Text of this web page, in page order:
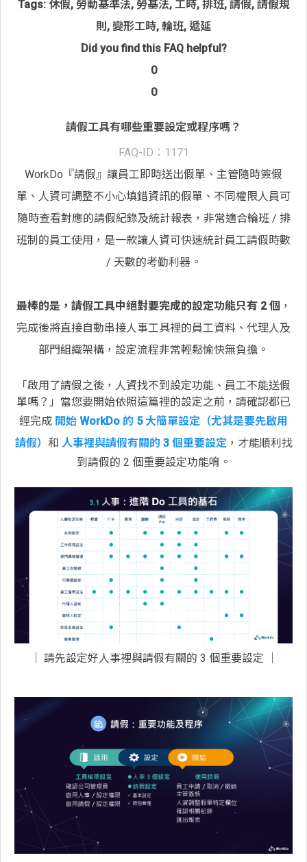
Tags: 休假, 勞動基準法, 勞基法, 工時, 排班, 請假, 請假規
則 , 變形工時, 輪班, 遞延
Did you find this FAQ helpful?
0
0
請假工具有哪些重要設定或程序嗎？
FAQ-ID：1171
WorkDo『請假』讓員工即時送出假單、主管隨時簽假
單、人資可調整不小心填錯資訊的假單、不同權限人員可
隨時查看對應的請假紀錄及統計報表，非常適合輪班 / 排
班制的員工使用，是一款讓人資可快速統計員工請假時數
/ 天數的考勤利器。
最棒的是，請假工具中絕對要完成的設定功能只有 2 個 ，
完成後將直接自動串接人事工具裡的員工資料、代理人及
部門組織架構，設定流程非常輕鬆愉快無負擔。
「啟用了請假之後，人資找不到設定功能、員工不能送假
單嗎？」當您要開始依照這篇裡的設定之前，請確認都已
經完成 開始 WorkDo 的 5 大簡單設定（尤其是要先啟用
請假） 和 人事裡與請假有關的 3 個重要設定 ，才能順利找
到請假的 2 個重要設定功能唷。
│ 請先設定好人事裡與請假有關的 3 個重要設定 │